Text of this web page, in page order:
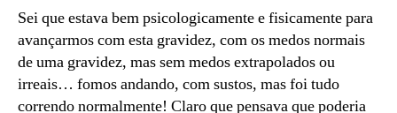
Sei que estava bem psicologicamente e fisicamente para
avançarmos com esta gravidez, com os medos normais
de uma gravidez, mas sem medos extrapolados ou
irreais… fomos andando, com sustos, mas foi tudo
correndo normalmente! Claro que pensava que poderia